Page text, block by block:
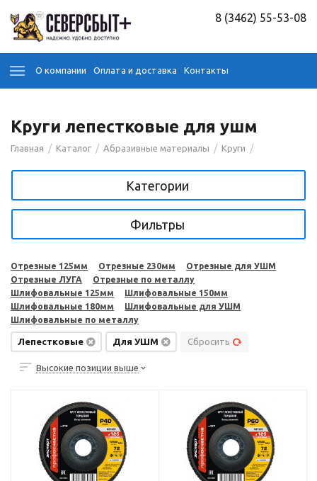
8 (3462) 55-53-08
О компании Оплата и доставка Контакты
Круги лепестковые для ушм
Главная / Каталог / Абразивные материалы / Круги /
Категории
Фильтры
Отрезные 125мм Отрезные 230мм
Отрезные для УШМ
Отрезные ЛУГА
Отрезные по металлу
Шлифовальные 125мм
Шлифовальные 150мм
Шлифовальные 180мм
Шлифовальные для УШМ
Шлифовальные по металлу
Лепестковые Для УШМ Сбросить
Высокие позиции выше